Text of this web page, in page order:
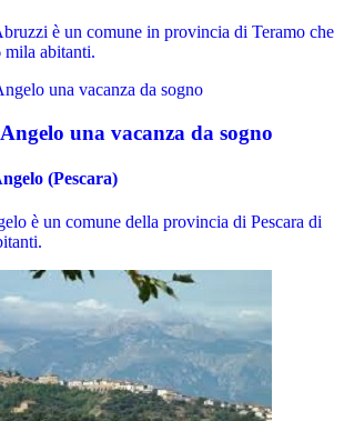
è un comune in provincia di Teramo che
mila abitanti.
una vacanza da sogno
(Pescara)
è un comune della provincia di Pescara di